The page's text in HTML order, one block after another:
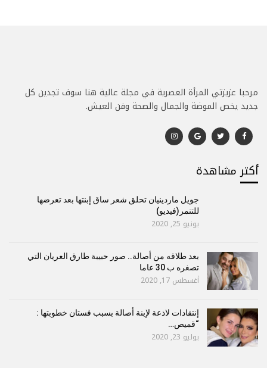
مرحبا عزيزتي المرأة العصرية في مجلة عالية هنا سوف تجدين كل
جديد يخص الموضة والجمال والصحة وفن العيش.
أكتر مشاهدة
جويل ماردينيان تحلق شعر ساق إبنتها بعد تعرضها
للتنمر(فيديو)
يونيو 25, 2020
بعد طلاقه من أصالة.. صور حبيبة طارق العريان التي
تصغره ب 30 عاما
أغسطس 17, 2020
إنتقادات لاذعة لإبنة أصالة بسبب فستان خطوبتها :
“قميص…
يوليو 23, 2020